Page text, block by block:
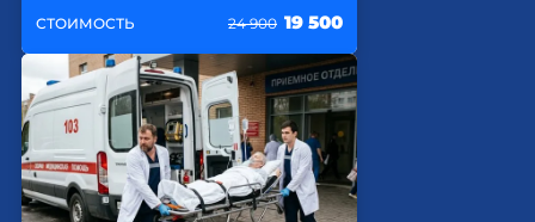
СТОИМОСТЬ 24 900 19 500